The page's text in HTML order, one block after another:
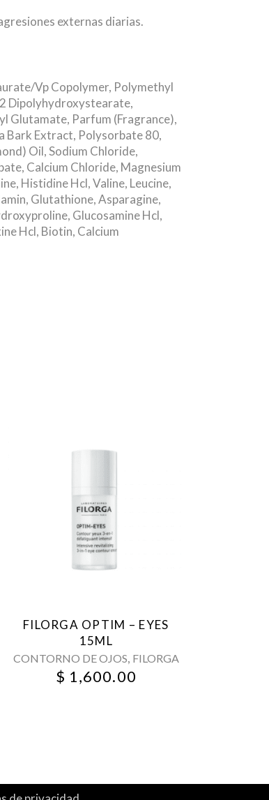
externas diarias.
Vp Copolymer, Polymethyl
Dipolyhydroxystearate,
Glutamate, Parfum (Fragrance),
Bark Extract, Polysorbate 80,
Oil, Sodium Chloride,
Calcium Chloride, Magnesium
Histidine Hcl, Valine, Leucine,
Glutathione, Asparagine,
Glucosamine Hcl,
Hcl, Biotin, Calcium
FILORGA OPTIM – EYES
15ML
CONTORNO DE OJOS, FILORGA
$ 1,600.00